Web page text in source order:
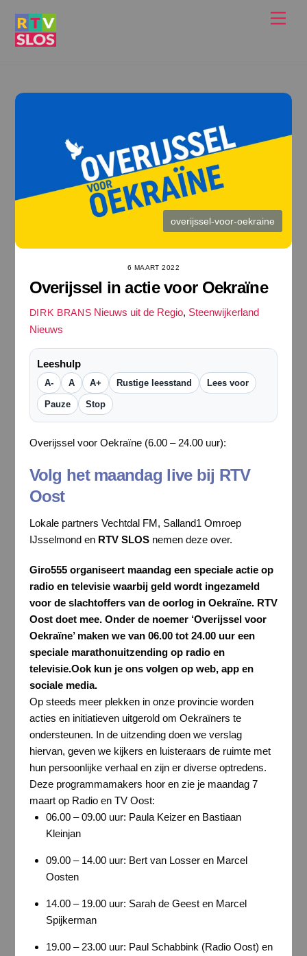
overijssel-voor-oekraine
6 MAART 2022
Overijssel in actie voor Oekraïne
DIRK BRANS Nieuws uit de Regio, Steenwijkerland
Nieuws
Leeshulp
A- A A+ Rustige leesstand Lees voor
Pauze Stop
Overijssel voor Oekraïne (6.00 – 24.00 uur):
Volg het maandag live bij RTV
Oost
Lokale partners Vechtdal FM, Salland1 Omroep
IJsselmond en RTV SLOSnemen deze over.
Giro555 organiseert maandag een speciale actie op
radio en televisie waarbij geld wordt ingezameld
voor de slachtoffers van de oorlog in Oekraïne. RTV
Oost doet mee. Onder de noemer ‘Overijssel voor
Oekraïne’ maken we van 06.00 tot 24.00 uur een
speciale marathonuitzending op radio en
televisie.Ook kun je ons volgen op web, app en
sociale media.
Op steeds meer plekken in onze provincie worden
acties en initiatieven uitgerold om Oekraïners te
ondersteunen. In de uitzending doen we verslag
hiervan, geven we kijkers en luisteraars de ruimte met
hun persoonlijke verhaal en zijn er diverse optredens.
Deze programmamakers hoor en zie je maandag 7
maart op Radio en TV Oost:
06.00 – 09.00 uur: Paula Keizer en Bastiaan
Kleinjan
09.00 – 14.00 uur: Bert van Losser en Marcel
Oosten
14.00 – 19.00 uur: Sarah de Geest en Marcel
Spijkerman
19.00 – 23.00 uur: Paul Schabbink (Radio Oost) en